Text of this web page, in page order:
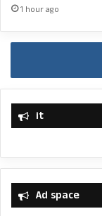
1 hour ago
it
Ad space